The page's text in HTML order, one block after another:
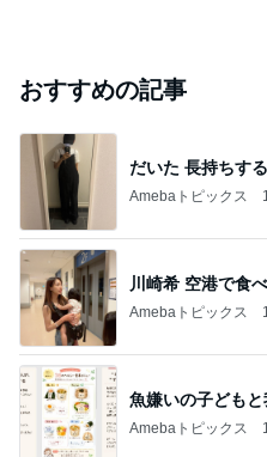
おすすめの記事
だいた 長持ちす
Amebaトピックス
川崎希 空港で食
Amebaトピックス
魚嫌いの子ども
Amebaトピックス